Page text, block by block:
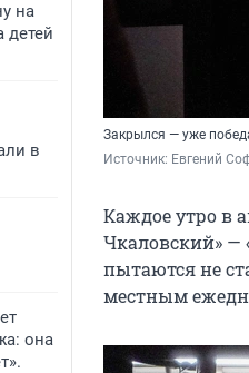
на
детей
в
она
Закрылся — уже
Источник: Евгений
Каждое утро в
Чкаловский» —
пытаются не
местным